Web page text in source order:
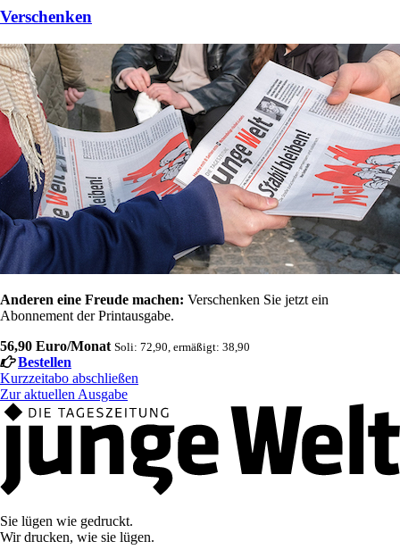
Verschenken
Anderen eine Freude machen: Verschenken Sie jetzt ein
Abonnement der Printausgabe.
56,90 Euro/Monat Soli: 72,90, ermäßigt: 38,90
Bestellen
Kurzzeitabo abschließen
Zur aktuellen Ausgabe
Sie lügen wie gedruckt.
Wir drucken, wie sie lügen.